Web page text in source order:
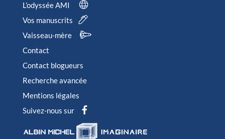
L’odyssée AMI
Vos manuscrits
Vaisseau-mère
Contact
Contact blogueurs
Recherche avancée
Mentions légales
Suivez-nous sur